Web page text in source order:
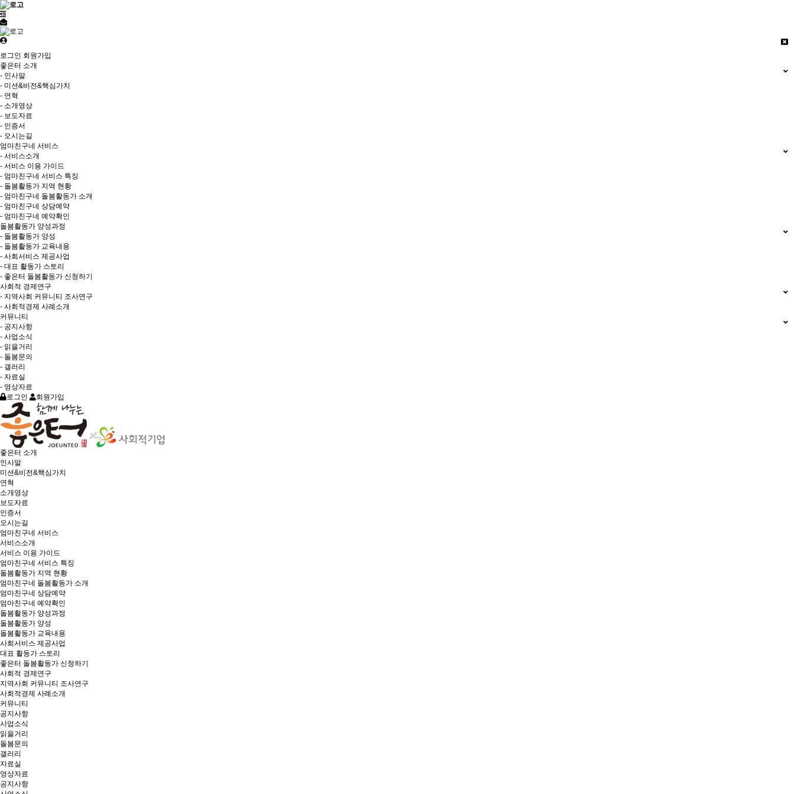
로그인 회원가입
좋은터 소개
- 인사말
- 미션&비전&핵심가치
- 연혁
- 소개영상
- 보도자료
- 인증서
- 오시는길
엄마친구네 서비스
- 서비스소개
- 서비스 이용 가이드
- 엄마친구네 서비스 특징
- 돌봄활동가 지역 현황
- 엄마친구네 돌봄활동가 소개
- 엄마친구네 상담예약
- 엄마친구네 예약확인
돌봄활동가 양성과정
- 돌봄활동가 양성
- 돌봄활동가 교육내용
- 사회서비스 제공사업
- 대표 활동가 스토리
- 좋은터 돌봄활동가 신청하기
사회적 경제연구
- 지역사회 커뮤니티 조사연구
- 사회적경제 사례소개
커뮤니티
- 공지사항
- 사업소식
- 읽을거리
- 돌봄문의
- 갤러리
- 자료실
- 영상자료
로그인
회원가입
좋은터 소개
인사말
미션&비전&핵심가치
연혁
소개영상
보도자료
인증서
오시는길
엄마친구네 서비스
서비스소개
서비스 이용 가이드
엄마친구네 서비스 특징
돌봄활동가 지역 현황
엄마친구네 돌봄활동가 소개
엄마친구네 상담예약
엄마친구네 예약확인
돌봄활동가 양성과정
돌봄활동가 양성
돌봄활동가 교육내용
사회서비스 제공사업
대표 활동가 스토리
좋은터 돌봄활동가 신청하기
사회적 경제연구
지역사회 커뮤니티 조사연구
사회적경제 사례소개
커뮤니티
공지사항
사업소식
읽을거리
돌봄문의
갤러리
자료실
영상자료
공지사항